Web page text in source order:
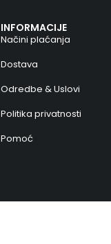
INFORMACIJE
Načini plaćanja
Dostava
Odredbe & Uslovi
Politika privatnosti
Pomoć